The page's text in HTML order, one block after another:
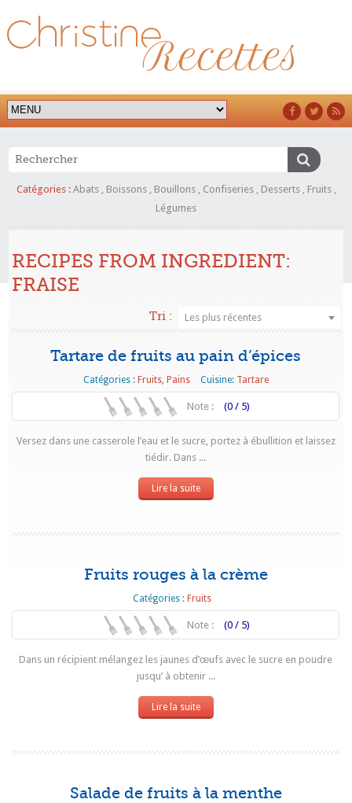
Catégories : Abats, Boissons, Bouillons, Confiseries, Desserts, Fruits,
Légumes
RECIPES FROM INGREDIENT:
FRAISE
Tri : Les plus récentes
Tartare de fruits au pain d’épices
Catégories : Fruits, Pains Cuisine: Tartare
Note : (0 / 5)
Versez dans une casserole l’eau et le sucre, portez à ébullition et laissez
tiédir. Dans ...
Lire la suite
Fruits rouges à la crème
Catégories : Fruits
Note : (0 / 5)
Dans un récipient mélangez les jaunes d’œufs avec le sucre en poudre
jusqu’ à obtenir ...
Lire la suite
Salade de fruits à la menthe